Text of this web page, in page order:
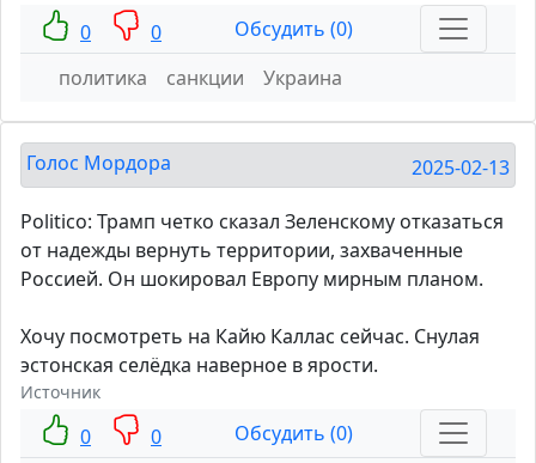
0 0
Обсудить (0)
политика
санкции Украина
Голос Мордора 2025-02-13
Politico: Трамп четко сказал Зеленскому отказаться
от надежды вернуть территории, захваченные
Россией. Он шокировал Европу мирным планом.
Хочу посмотреть на Кайю Каллас сейчас. Снулая
эстонская селёдка наверное в ярости.
Источник
0 0
Обсудить (0)